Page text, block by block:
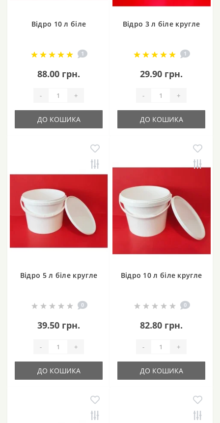
Відро 10 л біле
1
88.00 грн.
- +
ДО КОШИКА
Відро 3 л біле кругле
1
29.90 грн.
- +
ДО КОШИКА
Відро 5 л біле кругле
0
39.50 грн.
- +
ДО КОШИКА
Відро 10 л біле кругле
0
82.80 грн.
- +
ДО КОШИКА